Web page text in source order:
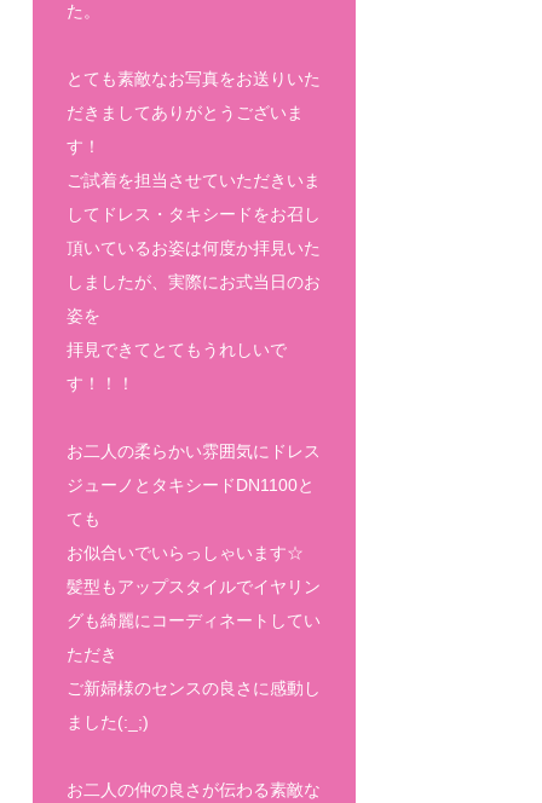
た。
とても素敵なお写真をお送りいた
だきましてありがとうございま
す！
ご試着を担当させていただきいま
してドレス・タキシードをお召し
頂いているお姿は何度か拝見いた
しましたが、実際にお式当日のお
姿を
拝見できてとてもうれしいで
す！！！
お二人の柔らかい雰囲気にドレス
ジューノとタキシードDN1100と
ても
お似合いでいらっしゃいます☆
髪型もアップスタイルでイヤリン
グも綺麗にコーディネートしてい
ただき
ご新婦様のセンスの良さに感動し
ました(:_;)
お二人の仲の良さが伝わる素敵な